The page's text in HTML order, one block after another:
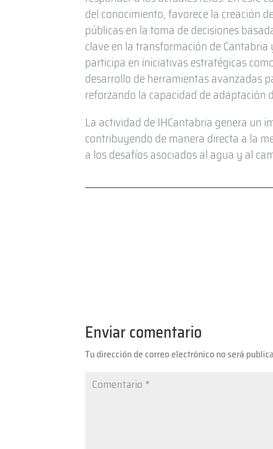
del conocimiento, favorece la creación
públicas en la toma de decisiones
clave en la transformación de
participa en iniciativas estratégicas
desarrollo de herramientas avanzadas
reforzando la capacidad de adaptación
La actividad de IHCantabria genera un
contribuyendo de manera directa a la
a los desafíos asociados al agua y al
Enviar comentario
Tu dirección de correo electrónico no será